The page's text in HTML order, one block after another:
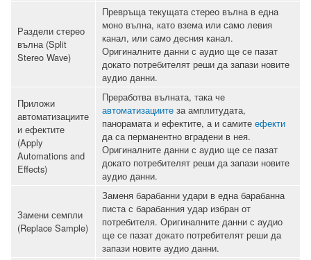
Раздели стерео
вълна (Split
Stereo Wave)
Превръща текущата стерео вълна в една
моно вълна, като взема или само левия
канал, или само десния канал.
Оригиналните данни с аудио ще се пазат
докато потребителят реши да запази новите
аудио данни.
Приложи
автоматизациите
и ефектите
(Apply
Automations and
Effects)
Преработва вълната, така че
автоматизациите за амплитудата,
панорамата и ефектите, а и самите ефекти
да са перманентно вградени в нея.
Оригиналните данни с аудио ще се пазат
докато потребителят реши да запази новите
аудио данни.
Замени семпли
(Replace Sample)
Заменя барабанни удари в една барабанна
писта с барабанния удар избран от
потребителя. Оригиналните данни с аудио
ще се пазат докато потребителят реши да
запази новите аудио данни.